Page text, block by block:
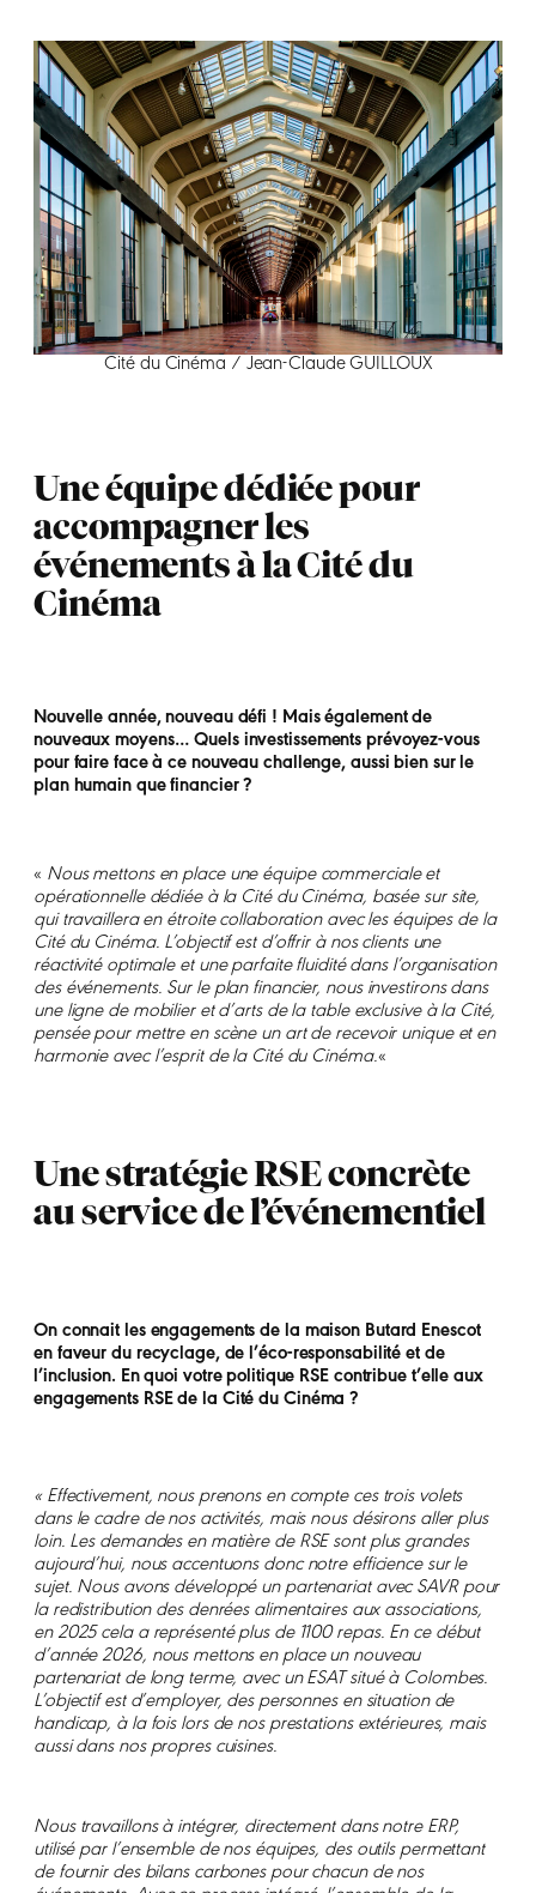
Cité du Cinéma / Jean-Claude GUILLOUX
Une équipe dédiée pour
accompagner les
événements à la Cité du
Cinéma
Nouvelle année, nouveau défi ! Mais également de
nouveaux moyens… Quels investissements prévoyez-vous
pour faire face à ce nouveau challenge, aussi bien sur le
plan humain que financier ?
« Nous mettons en place une équipe commerciale et
opérationnelle dédiée à la Cité du Cinéma, basée sur site,
qui travaillera en étroite collaboration avec les équipes de la
Cité du Cinéma. L’objectif est d’offrir à nos clients une
réactivité optimale et une parfaite fluidité dans l’organisation
des événements. Sur le plan financier, nous investirons dans
une ligne de mobilier et d’arts de la table exclusive à la Cité,
pensée pour mettre en scène un art de recevoir unique et en
harmonie avec l’esprit de la Cité du Cinéma.«
Une stratégie RSE concrète
au service de l’événementiel
On connait les engagements de la maison Butard Enescot
en faveur du recyclage, de l’éco-responsabilité et de
l’inclusion. En quoi votre politique RSE contribue t’elle aux
engagements RSE de la Cité du Cinéma ?
« Effectivement, nous prenons en compte ces trois volets
dans le cadre de nos activités, mais nous désirons aller plus
loin. Les demandes en matière de RSE sont plus grandes
aujourd’hui, nous accentuons donc notre efficience sur le
sujet. Nous avons développé un partenariat avec SAVR pour
la redistribution des denrées alimentaires aux associations,
en 2025 cela a représenté plus de 1100 repas. En ce début
d’année 2026, nous mettons en place un nouveau
partenariat de long terme, avec un ESAT situé à Colombes.
L’objectif est d’employer, des personnes en situation de
handicap, à la fois lors de nos prestations extérieures, mais
aussi dans nos propres cuisines.
Nous travaillons à intégrer, directement dans notre ERP,
utilisé par l’ensemble de nos équipes, des outils permettant
de fournir des bilans carbones pour chacun de nos